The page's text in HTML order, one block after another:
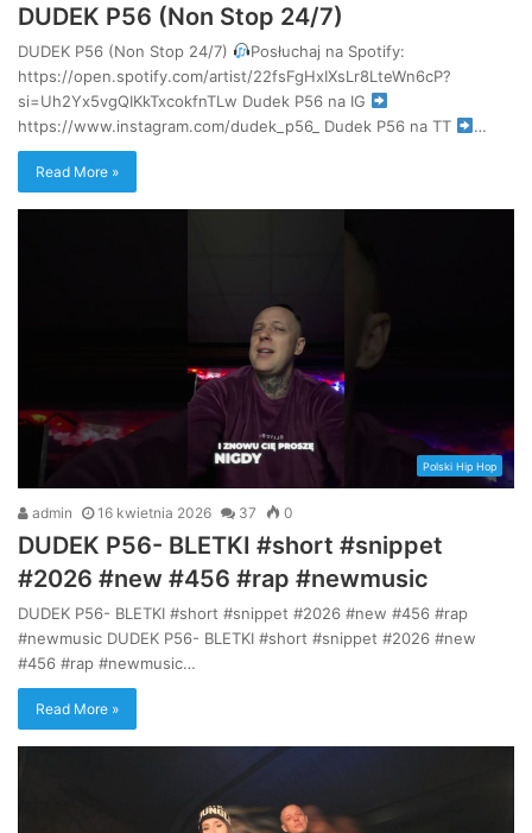
DUDEK P56 (Non Stop 24/7)
DUDEK P56 (Non Stop 24/7)
Posłuchaj na Spotify:
https://open.spotify.com/artist/22fsFgHxIXsLr8LteWn6cP?
si=Uh2Yx5vgQIKkTxcokfnTLw Dudek P56 na IG
https://www.instagram.com/dudek_p56_ Dudek P56 na TT
…
Read More »
Polski Hip Hop
admin 16 kwietnia 2026 37 0
DUDEK P56- BLETKI #short #snippet
#2026 #new #456 #rap #newmusic
DUDEK P56- BLETKI #short #snippet #2026 #new #456 #rap
#newmusic DUDEK P56- BLETKI #short #snippet #2026 #new
#456 #rap #newmusic…
Read More »